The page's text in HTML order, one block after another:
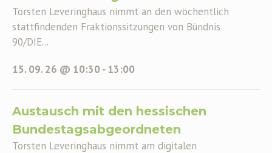
Torsten Leveringhaus nimmt an den wöchentlich
stattfindenden Fraktionssitzungen von Bündnis
90/DIE...
15. 09. 26 @ 10:30- 13:00
Austausch mit den hessischen
Bundestagsabgeordneten
Torsten Leveringhaus nimmt am digitalen